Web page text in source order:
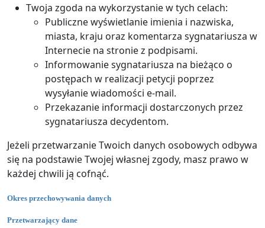
Twoja zgoda na wykorzystanie w tych celach:
Publiczne wyświetlanie imienia i nazwiska,
miasta, kraju oraz komentarza sygnatariusza w
Internecie na stronie z podpisami.
Informowanie sygnatariusza na bieżąco o
postępach w realizacji petycji poprzez
wysyłanie wiadomości e-mail.
Przekazanie informacji dostarczonych przez
sygnatariusza decydentom.
Jeżeli przetwarzanie Twoich danych osobowych odbywa
się na podstawie Twojej własnej zgody, masz prawo w
każdej chwili ją cofnąć.
Okres przechowywania danych
Przetwarzający dane